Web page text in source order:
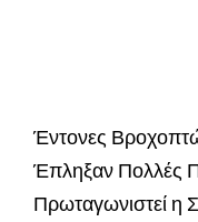
Έντονες
Έπληξαν Πολλές
Πρωταγωνιστεί